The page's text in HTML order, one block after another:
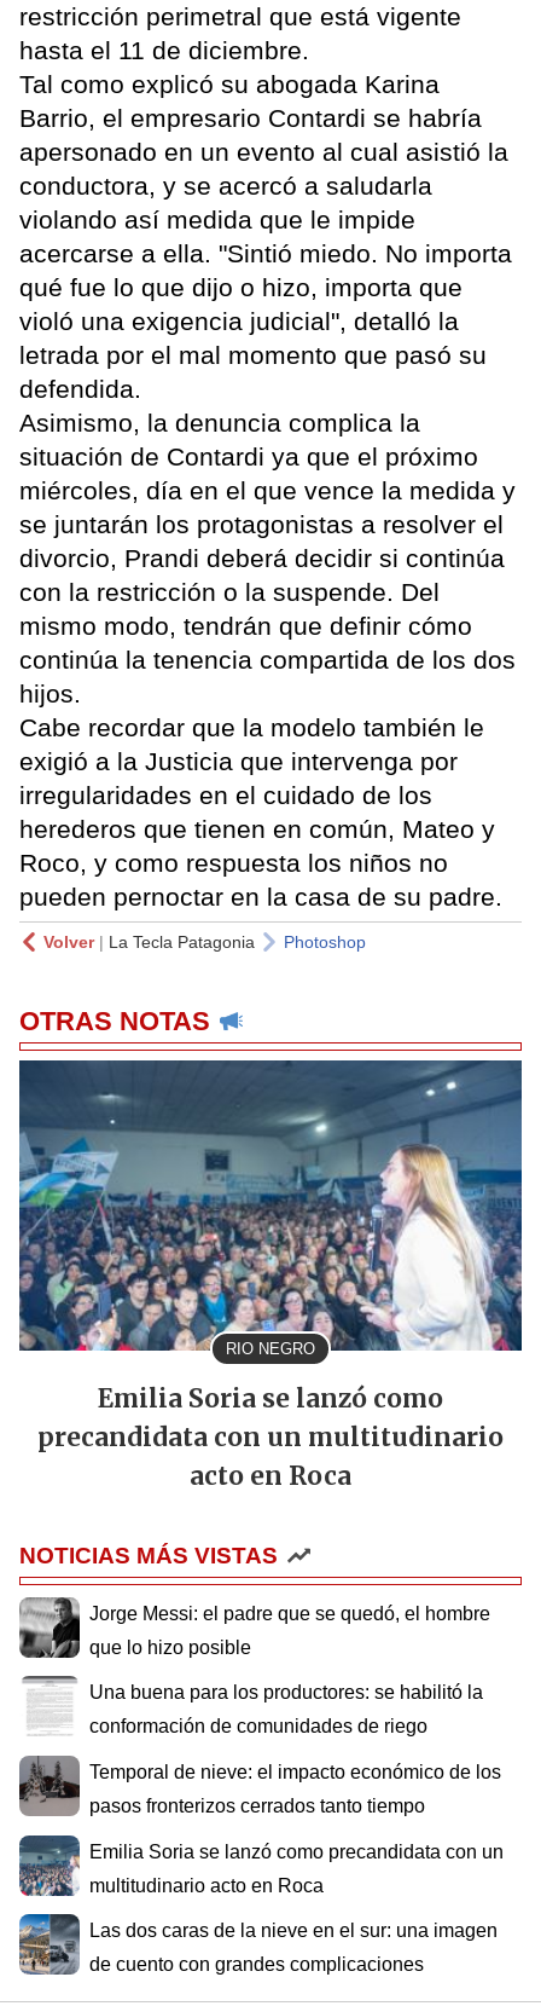
restricción perimetral que está vigente
hasta el 11 de diciembre.
Tal como explicó su abogada Karina
Barrio, el empresario Contardi se habría
apersonado en un evento al cual asistió la
conductora, y se acercó a saludarla
violando así medida que le impide
acercarse a ella. "Sintió miedo. No importa
qué fue lo que dijo o hizo, importa que
violó una exigencia judicial", detalló la
letrada por el mal momento que pasó su
defendida.
Asimismo, la denuncia complica la
situación de Contardi ya que el próximo
miércoles, día en el que vence la medida y
se juntarán los protagonistas a resolver el
divorcio, Prandi deberá decidir si continúa
con la restricción o la suspende. Del
mismo modo, tendrán que definir cómo
continúa la tenencia compartida de los dos
hijos.
Cabe recordar que la modelo también le
exigió a la Justicia que intervenga por
irregularidades en el cuidado de los
herederos que tienen en común, Mateo y
Roco, y como respuesta los niños no
pueden pernoctar en la casa de su padre.
Volver| La Tecla Patagonia Photoshop
OTRAS NOTAS
RIO NEGRO
Emilia Soria se lanzó como
precandidata con un multitudinario
acto en Roca
NOTICIAS MÁS VISTAS
Jorge Messi: el padre que se quedó, el hombre
que lo hizo posible
Una buena para los productores: se habilitó la
conformación de comunidades de riego
Temporal de nieve: el impacto económico de los
pasos fronterizos cerrados tanto tiempo
Emilia Soria se lanzó como precandidata con un
multitudinario acto en Roca
Las dos caras de la nieve en el sur: una imagen
de cuento con grandes complicaciones